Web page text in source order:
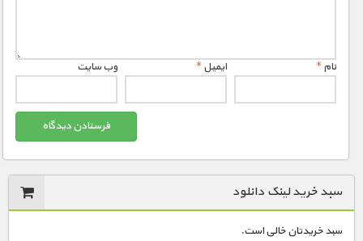
نام* ایمیل* وب‌ سایت
سبد خرید لینک دانلود
سبد خریدتان خالی است.